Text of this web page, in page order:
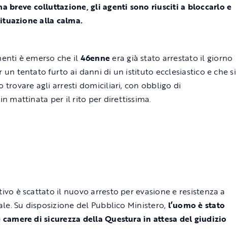
breve colluttazione, gli agenti sono riusciti a bloccarlo e
alla calma.
è emerso che il 46enne era già stato arrestato il giorno
un tentato furto ai danni di un istituto ecclesiastico e che si
trovare agli arresti domiciliari, con obbligo di
mattinata per il rito per direttissima.
è scattato il nuovo arresto per evasione e resistenza a
Su disposizione del Pubblico Ministero, l’uomo è stato
di sicurezza della Questura in attesa del giudizio